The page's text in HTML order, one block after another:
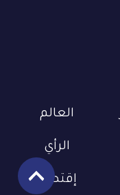
العالم
الرأي
إقتصاد